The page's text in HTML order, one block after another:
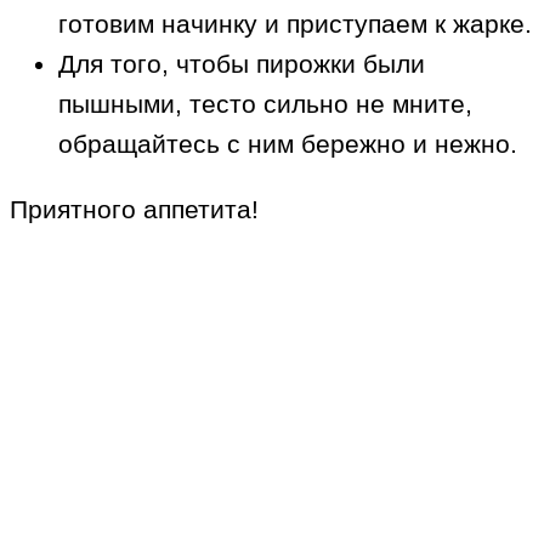
готовим начинку и приступаем к жарке.
Для того, чтобы пирожки были
пышными, тесто сильно не мните,
обращайтесь с ним бережно и нежно.
Приятного аппетита!